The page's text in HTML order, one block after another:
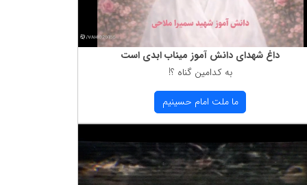
داغ شهدای دانش آموز میناب ابدی است
به كدامین گناه ؟!
ما ملت امام حسینیم